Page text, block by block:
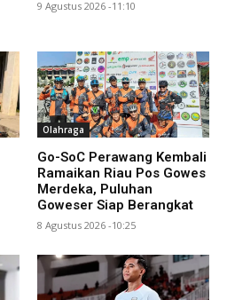
9 Agustus 2026 -11:10
Olahraga
Go-SoC Perawang Kembali
Ramaikan Riau Pos Gowes
Merdeka, Puluhan
Goweser Siap Berangkat
8 Agustus 2026 -10:25